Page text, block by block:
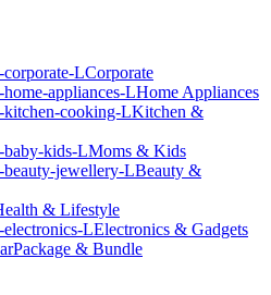
Corporate
Home Appliances
Kitchen &
Moms & Kids
Beauty &
& Lifestyle
Electronics & Gadgets
Package & Bundle